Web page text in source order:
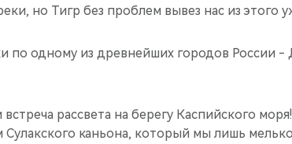
но Тигр без проблем вывез нас из этого
по одному из древнейших городов России -
рассвета на берегу Каспийского
каньона, который мы лишь